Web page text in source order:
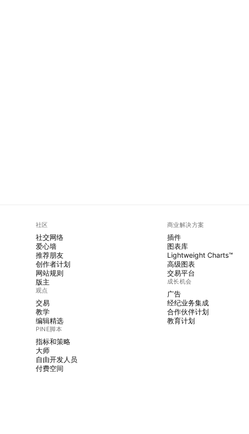
社区
社交网络
爱心墙
推荐朋友
创作者计划
网站规则
版主
观点
交易
教学
编辑精选
PINE脚本
指标和策略
大师
自由开发人员
付费空间
商业解决方案
插件
图表库
Lightweight Charts™
高级图表
交易平台
成长机会
广告
经纪业务集成
合作伙伴计划
教育计划